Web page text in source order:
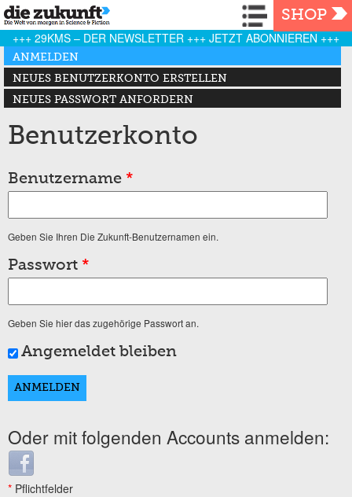
Navigation
SHOP
+++ 29KMS – DER NEWSLETTER +++ JETZT ABONNIEREN +++
Haupt-Reiter
ANMELDEN
(AKTIVER REITER)
NEUES BENUTZERKONTO ERSTELLEN
NEUES PASSWORT ANFORDERN
Benutzerkonto
Benutzername *
Geben Sie Ihren Die Zukunft-Benutzernamen ein.
Passwort *
Geben Sie hier das zugehörige Passwort an.
Angemeldet bleiben
Oder mit folgenden Accounts anmelden:
Login with Facebook
* Pflichtfelder